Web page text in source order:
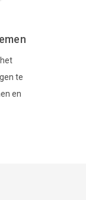
te
en